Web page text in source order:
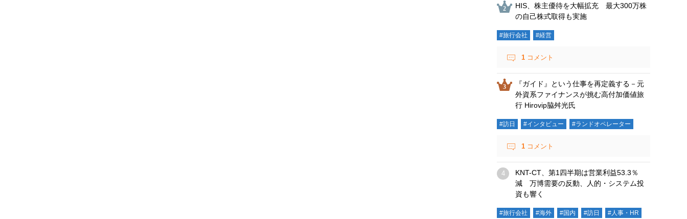
HIS、株主優待を大幅拡充 最大300万株
の自己株式取得も実施
#旅行会社 #経営
1 コメント
『ガイド』という仕事を再定義する－元
外資系ファイナンスが挑む高付加価値旅
行 Hirovip脇舛光氏
#訪日 #インタビュー #ランドオペレーター
1 コメント
KNT-CT、第1四半期は営業利益53.3％
減 万博需要の反動、人的・システム投
資も響く
#旅行会社 #海外 #国内 #訪日
#人事・HR